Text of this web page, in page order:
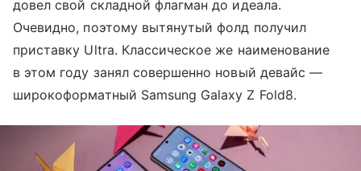
довел свой складной флагман до идеала.
Очевидно, поэтому вытянутый фолд получил
приставку Ultra. Классическое же наименование
в этом году занял совершенно новый девайс —
широкоформатный Samsung Galaxy Z Fold8.